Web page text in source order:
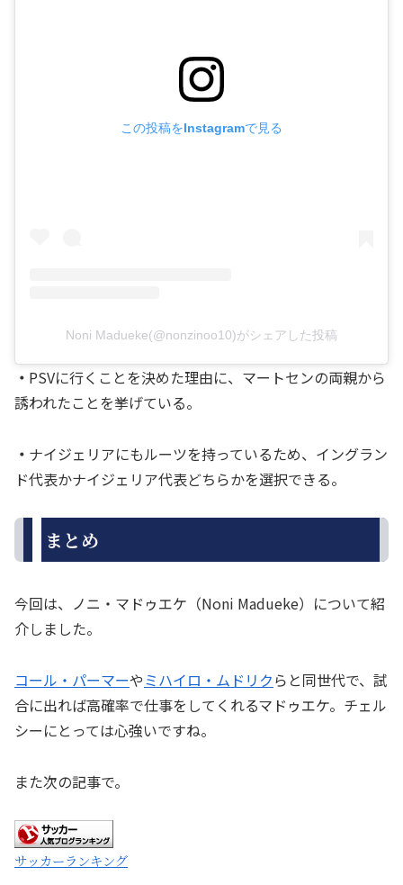
この投稿をInstagramで見る
Noni Madueke(@nonzinoo10)がシェアした投稿
・ PSVに行くことを決めた理由に、マートセンの両親から
誘われたことを挙げている。
・ ナイジェリアにもルーツを持っているため、イングラン
ド代表かナイジェリア代表どちらかを選択できる。
まとめ
今回は、ノニ・マドゥエケ（Noni Madueke）について紹
介しました。
コール・パーマーやミハイロ・ムドリクらと同世代で、試
合に出れば高確率で仕事をしてくれるマドゥエケ。チェル
シーにとっては心強いですね。
また次の記事で。
サッカーランキング